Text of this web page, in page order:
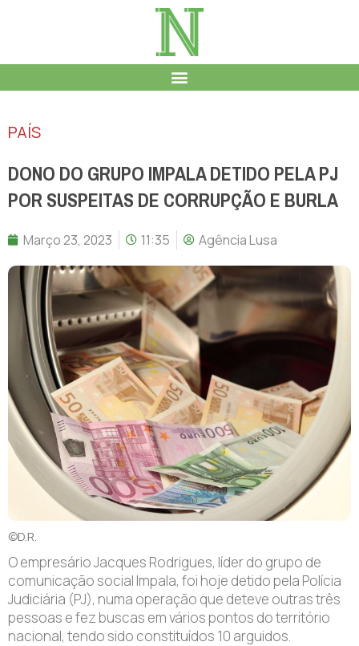
PAÍS
DONO DO GRUPO IMPALA DETIDO PELA PJ
POR SUSPEITAS DE CORRUPÇÃO E BURLA
Março 23, 2023 11:35 Agência Lusa
©D.R.
O empresário Jacques Rodrigues, líder do grupo de
comunicação social Impala, foi hoje detido pela Polícia
Judiciária (PJ), numa operação que deteve outras três
pessoas e fez buscas em vários pontos do território
nacional, tendo sido constituídos 10 arguidos.